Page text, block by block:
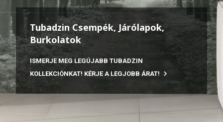
Tubadzin Csempék, Járólapok,
Burkolatok
ISMERJE MEG LEGÚJABB TUBADZIN
KOLLEKCIÓNKAT! KÉRJE A LEGJOBB ÁRAT!